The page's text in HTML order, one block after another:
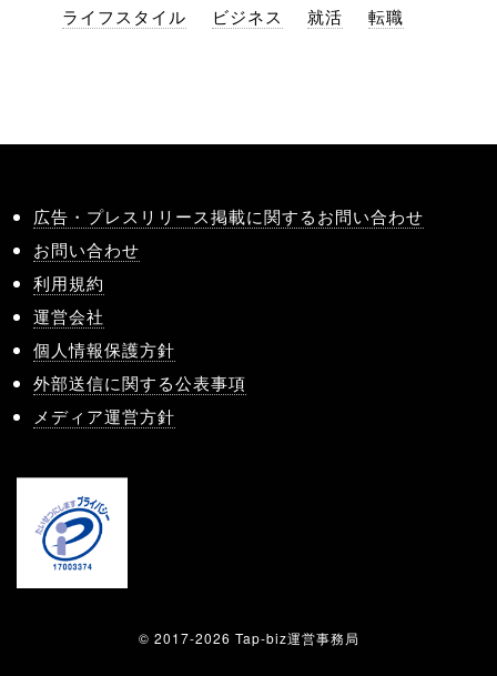
ライフスタイル ビジネス 就活 転職
広告・プレスリリース掲載に関するお問い合わせ
お問い合わせ
利用規約
運営会社
個人情報保護方針
外部送信に関する公表事項
メディア運営方針
© 2017-2026 Tap-biz運営事務局